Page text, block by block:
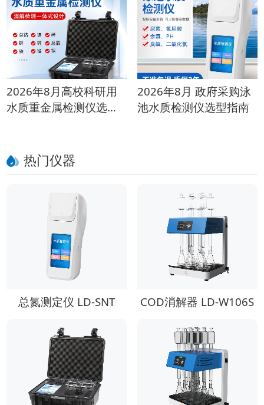
2026年8月高校科研用
水质重金属检测仪选购
2026年8月 政府采购泳
池水质检测仪选型指南
热门仪器
总氮测定仪 LD-SNT COD消解器 LD-W106S